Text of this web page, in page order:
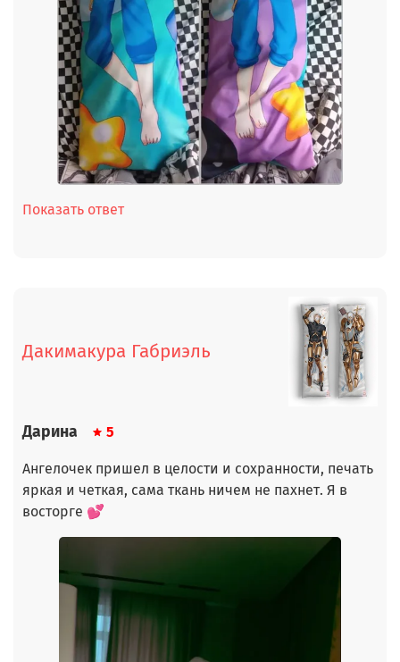
Показать ответ
Дакимакура Габриэль
Дарина 5
Ангелочек пришел в целости и сохранности, печать
яркая и четкая, сама ткань ничем не пахнет. Я в
восторге 💕